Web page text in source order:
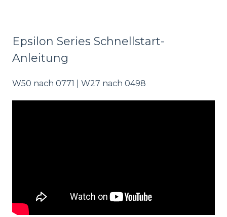
Epsilon Series Schnellstart-
Anleitung
W50 nach 0771 | W27 nach 0498